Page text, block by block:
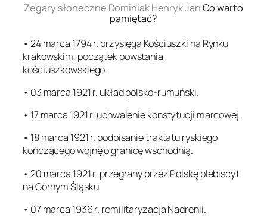
Zegary słoneczne Dominiak Henryk JanCo warto
pamiętać?
• 24 marca 1794 r. przysięga Kościuszki na Rynku
krakowskim, początek powstania
kościuszkowskiego.
• 03 marca 1921 r. układ polsko-rumuński.
• 17 marca 1921 r. uchwalenie konstytucji marcowej.
• 18 marca 1921 r. podpisanie traktatu ryskiego
kończącego wojnę o granicę wschodnią.
• 20 marca 1921 r. przegrany przez Polskę plebiscyt
na Górnym Śląsku.
• 07 marca 1936 r. remilitaryzacja Nadrenii.